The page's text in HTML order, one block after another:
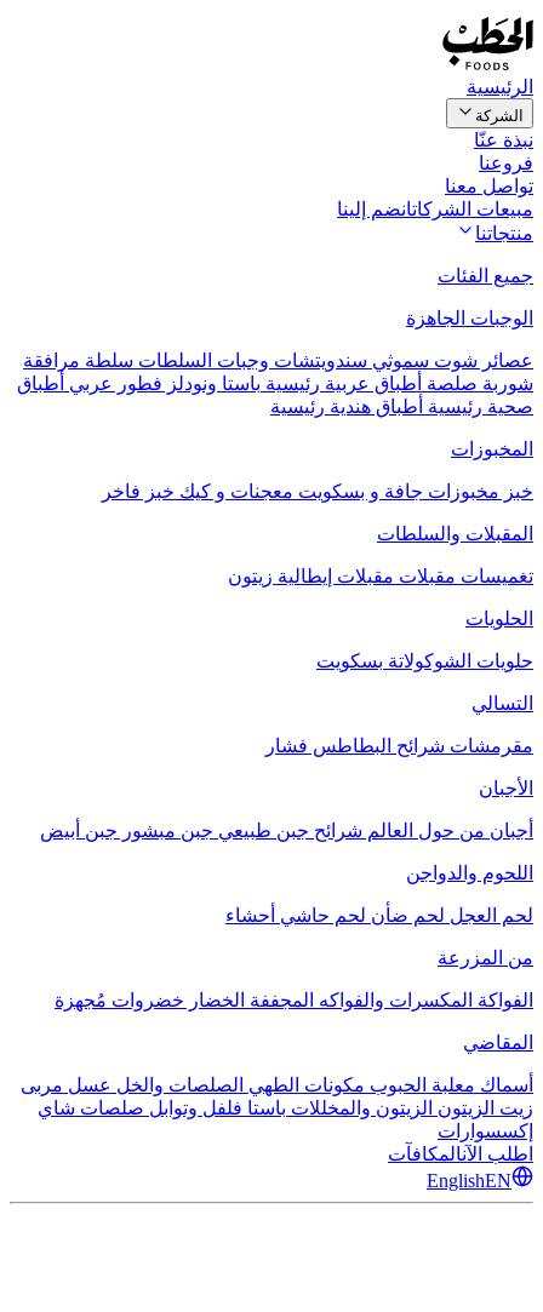
الرئيسية
الشركة
نبذة عنّا
فروعنا
تواصل معنا
مبيعات الشركاتانضم إلينا
منتجاتنا
جميع الفئات
الوجبات الجاهزة
عصائر شوت سموثي سندويتشات وجبات السلطات سلطة مرافقة
شوربة صلصة أطباق عربية رئيسية باستا ونودلز فطور عربي أطباق
صحية رئيسية أطباق هندية رئيسية
المخبوزات
خبز مخبوزات جافة و بسكويت معجنات و كيك خبز فاخر
المقبلات والسلطات
تغميسات مقبلات مقبلات إيطالية زيتون
الحلويات
حلويات الشوكولاتة بسكويت
التسالي
مقرمشات شرائح البطاطس فشار
الأجبان
أجبان من حول العالم شرائح جبن طبيعي جبن مبشور جبن أبيض
اللحوم والدواجن
لحم العجل لحم ضأن لحم حاشي أحشاء
من المزرعة
الفواكة المكسرات والفواكه المجففة الخضار خضروات مُجهزة
المقاضي
أسماك معلبة الحبوب مكونات الطهي الصلصات والخل عسل مربى
زيت الزيتون الزيتون والمخللات باستا فلفل وتوابل صلصات شاي
إكسسوارات
اطلب الآنالمكافآت
EnglishEN